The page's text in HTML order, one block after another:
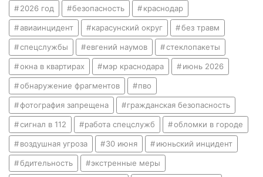
2026 год безопасность краснодар
авиаинцидент карасунский округ без травм
спецслужбы евгений наумов стеклопакеты
окна в квартирах мэр краснодара июнь 2026
обнаружение фрагментов пво
фотография запрещена гражданская безопасность
сигнал в 112 работа спецслужб обломки в городе
воздушная угроза 30 июня июньский инцидент
бдительность экстренные меры